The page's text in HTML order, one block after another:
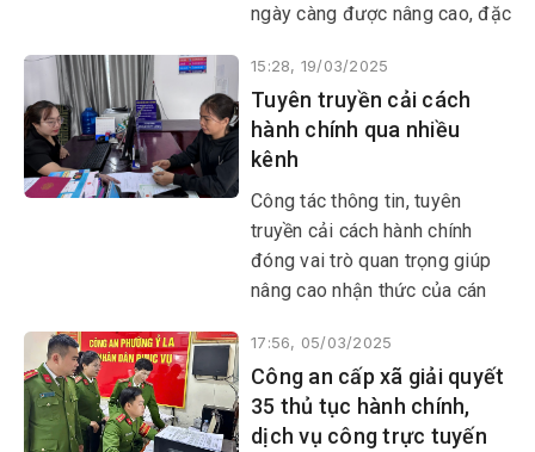
ngày càng được nâng cao, đặc
tiếp công dân, giải quyết khiếu
nại, tố cáo.
15:28, 19/03/2025
Tuyên truyền cải cách
hành chính qua nhiều
kênh
Công tác thông tin, tuyên
truyền cải cách hành chính
đóng vai trò quan trọng giúp
nâng cao nhận thức của cán
người dân về cải cách hành
chính. Việc đẩy mạnh tuyên
truyền cải cách hành chính qua
nhiều kênh như báo chí, mạng
17:56, 05/03/2025
Công an cấp xã giải quyết
35 thủ tục hành chính,
dịch vụ công trực tuyến